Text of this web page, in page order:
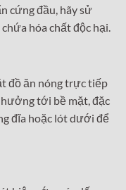
cứng đầu, hãy sử
hóa chất độc hại.
đồ ăn nóng trực tiếp
tới bề mặt, đặc
đĩa hoặc lót dưới để